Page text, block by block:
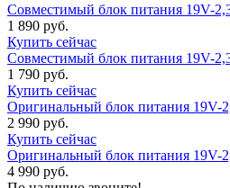
Совместимый блок питания 19V-
1 890 руб.
Купить сейчас
Совместимый блок питания 19V-
1 790 руб.
Купить сейчас
Оригинальный блок питания 19V-
2 990 руб.
Купить сейчас
Оригинальный блок питания 19V-
4 990 руб.